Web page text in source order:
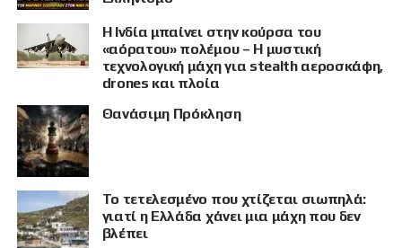
Η Ινδία μπαίνει στην κούρσα του
«αόρατου» πολέμου – Η μυστική
τεχνολογική μάχη για stealth αεροσκάφη,
drones και πλοία
Θανάσιμη Πρόκληση
Το τετελεσμένο που χτίζεται σιωπηλά:
γιατί η Ελλάδα χάνει μια μάχη που δεν
βλέπει